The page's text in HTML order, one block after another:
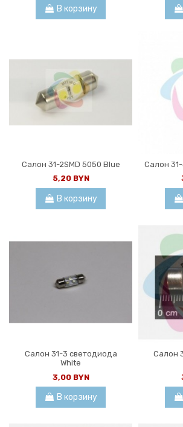
В корзину
Салон 31-2SMD 5050 Blue
5,20 BYN
В корзину
Салон
Салон 31-3 светодиода
White
3,00 BYN
В корзину
Салон